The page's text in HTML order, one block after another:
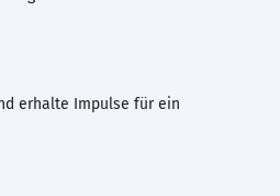
erhalte Impulse für ein